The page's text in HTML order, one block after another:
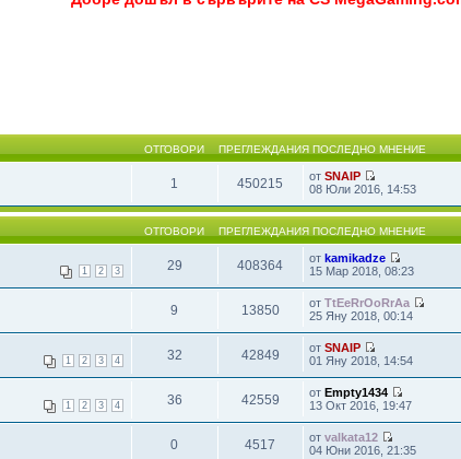
ОТГОВОРИ ПРЕГЛЕЖДАНИЯ ПОСЛЕДНО МНЕНИЕ
1 450215 отSNAIP
08 Юли 2016, 14:53
ОТГОВОРИ ПРЕГЛЕЖДАНИЯ ПОСЛЕДНО МНЕНИЕ
1 2 3 29 408364 отkamikadze
15 Мар 2018, 08:23
9 13850 отTtEeRrOoRrAa
25 Яну 2018, 00:14
1 2 3 4 32 42849 отSNAIP
01 Яну 2018, 14:54
1 2 3 4 36 42559 отEmpty1434
13 Окт 2016, 19:47
0 4517 отvalkata12
04 Юни 2016, 21:35